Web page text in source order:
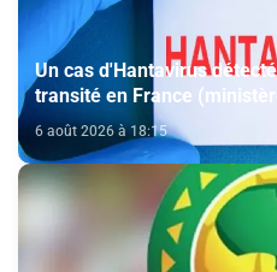
Un cas d'Hantavirus
transité en France
6 août 2026 à 18:15